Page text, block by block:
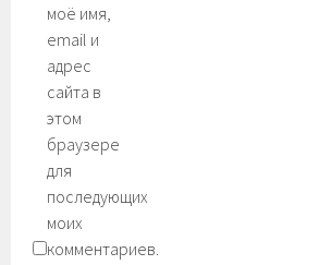
моё имя,
email и
адрес
сайта в
этом
браузере
для
последующих
моих
комментариев.